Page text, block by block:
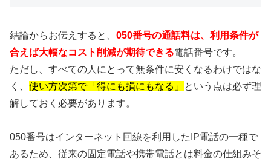
結論からお伝えすると、 050番号の通話料は、利用条件が
合えば大幅なコスト削減が期待できる電話番号です。
ただし、すべての人にとって無条件に安くなるわけではな
く、 使い方次第で「得にも損にもなる」
という点は必ず理
解しておく必要があります。
050番号はインターネット回線を利用したIP電話の一種で
あるため、従来の固定電話や携帯電話とは料金の仕組みそ